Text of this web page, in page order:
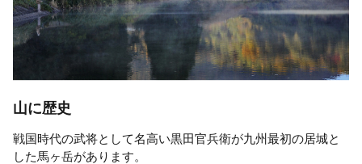
山に歴史
戦国時代の武将として名高い黒田官兵衛が九州最初の居城と
した馬ヶ岳があります。